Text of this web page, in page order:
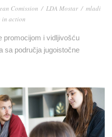
Comission / LDA Mostar / mladi
in action
promocijom i vidljivošću
sa područja jugoistočne